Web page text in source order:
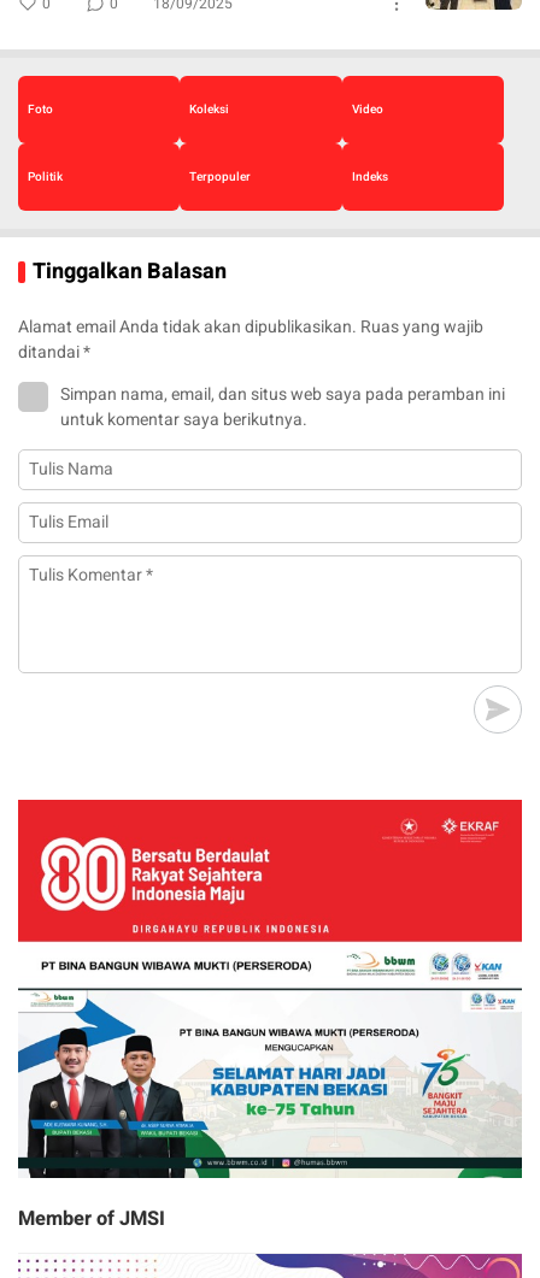
Foto Koleksi Video
Politik Terpopuler Indeks
Tinggalkan Balasan
Alamat email Anda tidak akan dipublikasikan. Ruas yang wajib
ditandai*
Simpan nama, email, dan situs web saya pada peramban ini
untuk komentar saya berikutnya.
Member of JMSI